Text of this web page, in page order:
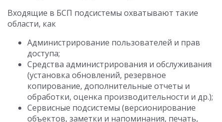
Входящие в БСП подсистемы охватывают такие
области, как
Администрирование пользователей и прав
доступа;
Средства администрирования и обслуживания
(установка обновлений, резервное
копирование, дополнительные отчеты и
обработки, оценка производительности и др.);
Сервисные подсистемы (версионирование
объектов, заметки и напоминания, печать,